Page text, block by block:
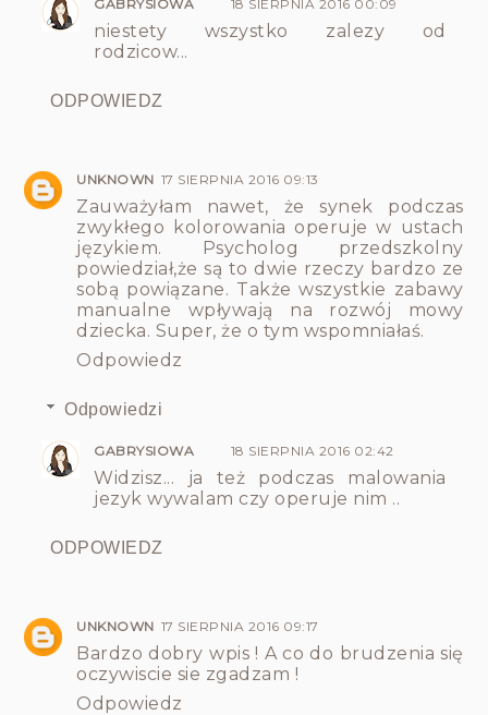
GABRYSIOWA 18 SIERPNIA 2016 00:09
niestety wszystko zalezy od
rodzicow...
ODPOWIEDZ
UNKNOWN 17 SIERPNIA 2016 09:13
Zauważyłam nawet, że synek podczas
zwykłego kolorowania operuje w ustach
językiem. Psycholog przedszkolny
powiedział,że są to dwie rzeczy bardzo ze
sobą powiązane. Także wszystkie zabawy
manualne wpływają na rozwój mowy
dziecka. Super, że o tym wspomniałaś.
Odpowiedz
Odpowiedzi
GABRYSIOWA 18 SIERPNIA 2016 02:42
Widzisz... ja też podczas malowania
jezyk wywalam czy operuje nim ..
ODPOWIEDZ
UNKNOWN 17 SIERPNIA 2016 09:17
Bardzo dobry wpis ! A co do brudzenia się
oczywiscie sie zgadzam !
Odpowiedz